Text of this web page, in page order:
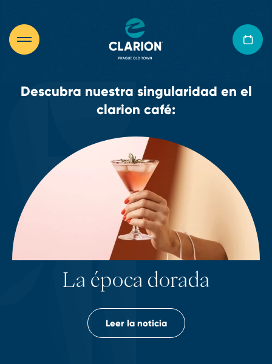
Descubra nuestra singularidad en el
clarion café:
La época dorada
Leer la noticia